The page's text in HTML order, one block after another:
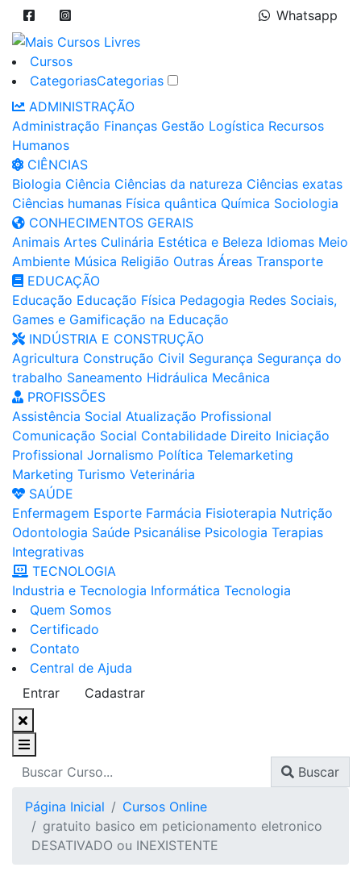
Whatsapp
Cursos
CategoriasCategorias
ADMINISTRAÇÃO
Administração Finanças Gestão Logística Recursos
Humanos
CIÊNCIAS
Biologia Ciência Ciências da natureza Ciências exatas
Ciências humanas Física quântica Química Sociologia
CONHECIMENTOS GERAIS
Animais Artes Culinária Estética e Beleza Idiomas Meio
Ambiente Música Religião Outras Áreas Transporte
EDUCAÇÃO
Educação Educação Física Pedagogia Redes Sociais,
Games e Gamificação na Educação
INDÚSTRIA E CONSTRUÇÃO
Agricultura Construção Civil Segurança Segurança do
trabalho Saneamento Hidráulica Mecânica
PROFISSÕES
Assistência Social Atualização Profissional
Comunicação Social Contabilidade Direito Iniciação
Profissional Jornalismo Política Telemarketing
Marketing Turismo Veterinária
SAÚDE
Enfermagem Esporte Farmácia Fisioterapia Nutrição
Odontologia Saúde Psicanálise Psicologia Terapias
Integrativas
TECNOLOGIA
Industria e Tecnologia Informática Tecnologia
Quem Somos
Certificado
Contato
Central de Ajuda
Entrar
Cadastrar
Buscar
Página Inicial
Cursos Online
gratuito basico em peticionamento eletronico
DESATIVADO ou INEXISTENTE